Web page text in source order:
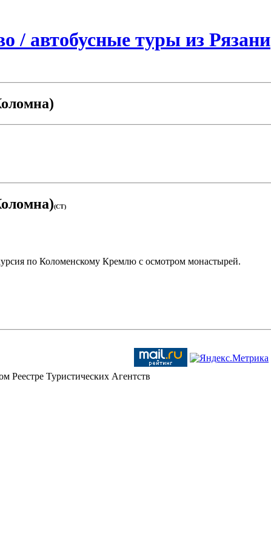
автобусные туры из Рязани
(CT)
по Коломенскому Кремлю с осмотром монастырей.
Реестре Туристических Агентств